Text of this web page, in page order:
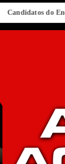
do Encceja